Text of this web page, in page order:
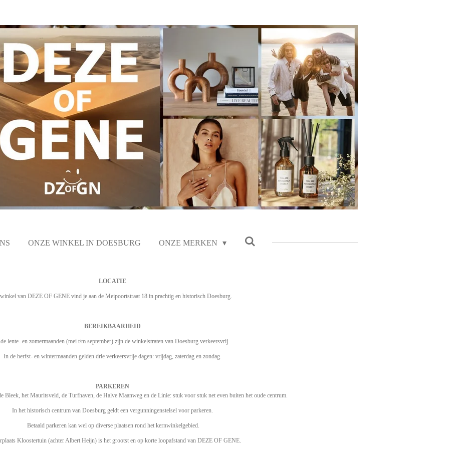
ONZE WINKEL IN DOESBURG ONZE MERKEN
LOCATIE
van DEZE OF GENE vind je aan de Meipoortstraat 18 in prachtig en historisch Doesburg.
BEREIKBAARHEID
lente- en zomermaanden (mei t/m september) zijn de winkelstraten van Doesburg verkeersvrij.
In de herfst- en wintermaanden gelden drie verkeersvrije dagen: vrijdag, zaterdag en zondag.
PARKEREN
Bleek, het Mauritsveld, de Turfhaven, de Halve Maanweg en de Linie: stuk voor stuk net even buiten het oude centrum.
In het historisch centrum van Doesburg geldt een vergunningenstelsel voor parkeren.
Betaald parkeren kan wel op diverse plaatsen rond het kernwinkelgebied.
Kloostertuin (achter Albert Heijn) is het grootst en op korte loopafstand van DEZE OF GENE.